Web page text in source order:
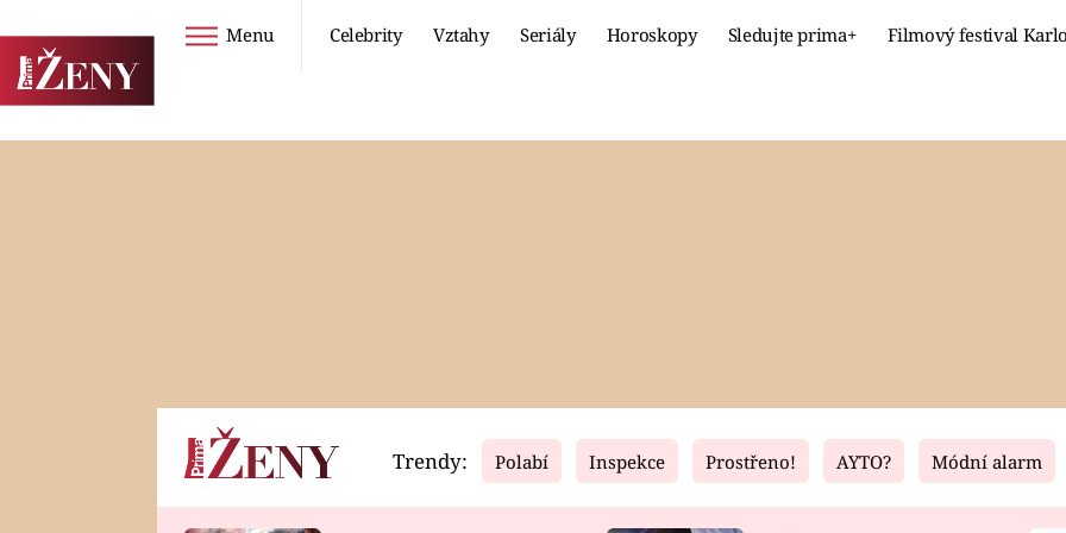
Menu Celebrity Vztahy Seriály Horoskopy Sledujte prima+ Filmový festival
Horoskopy Video Fresh Living
Trendy: Polabí Inspekce Prostřeno! AYTO? Módní alarm